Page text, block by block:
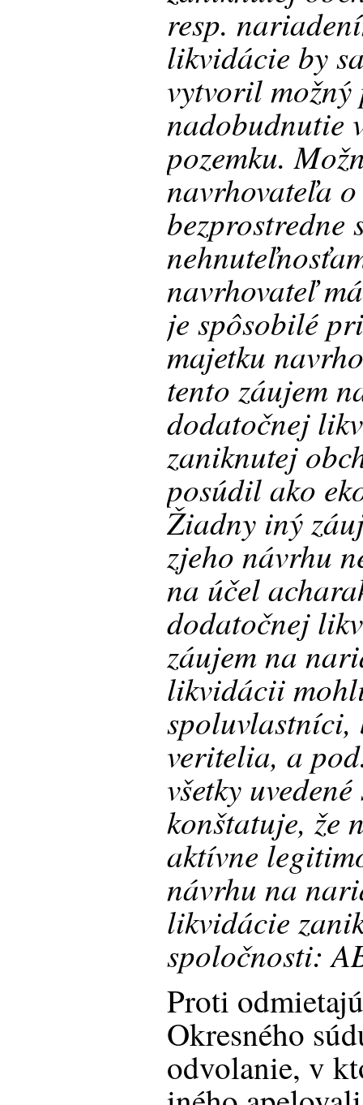
resp.
likvidácie by
vytvoril
nadobudnutie
pozemku.
navrhovateľa
bezprostredne
navrhovateľ
je spôsobilé
majetku
tento záujem
dodatočnej
zaniknutej
posúdil ako
Žiadny iný
zjeho návrhu
na účel
dodatočnej
záujem na
likvidácii
veritelia, a
všetky
konštatuje, že
aktívne
návrhu na
likvidácie
spoločnosti:
Proti
Okresného
odvolanie, v